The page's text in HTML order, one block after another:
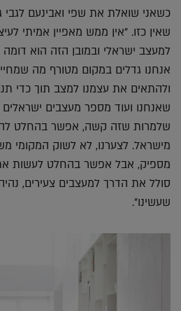
כשאני שואלת את שפי ואבינעם לגבי
שאין כזו. "אין ממש מאפיין אמיתי
למעצב ישראלי ובמובן הזה הוא
אנחנו גדלים במקום מטורף מה
ולהתאים את עצמנו למצב תוך כדי
שאנחנו ועוד מספר מעצבים
שלמרות שזה קשה, אפשר בהחלט
מישראל. לצערנו, לא לשוק המקומי
מספיק, אבל אפשר בהחלט לעשות
סולל את הדרך למעצבים צעירים,
שעשינו".